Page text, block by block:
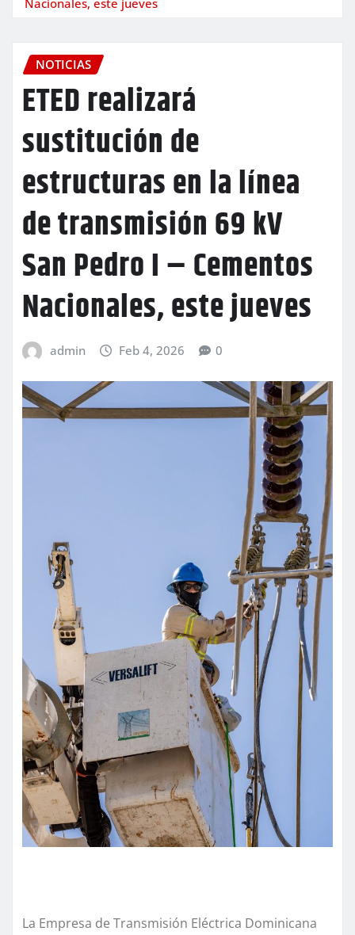
NOTICIAS
ETED realizará
sustitución de
estructuras en la línea
de transmisión 69 kV
San Pedro I – Cementos
Nacionales, este jueves
admin Feb 4, 2026 0
La Empresa de Transmisión Eléctrica Dominicana